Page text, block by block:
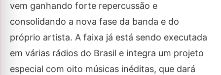
vem ganhando forte repercussão e
consolidando a nova fase da banda e do
próprio artista. A faixa já está sendo executada
em várias rádios do Brasil e integra um projeto
especial com oito músicas inéditas, que dará